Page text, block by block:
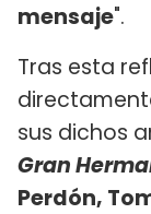
mensaje".
Tras esta
sus dichos
Gran
Perdón,